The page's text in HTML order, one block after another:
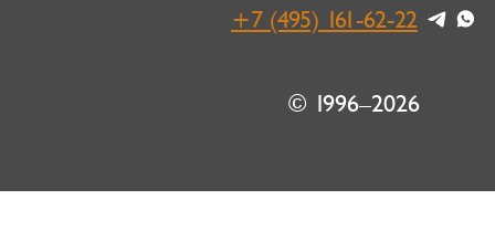
+7 (495) 161-62-22
© 1996–2026